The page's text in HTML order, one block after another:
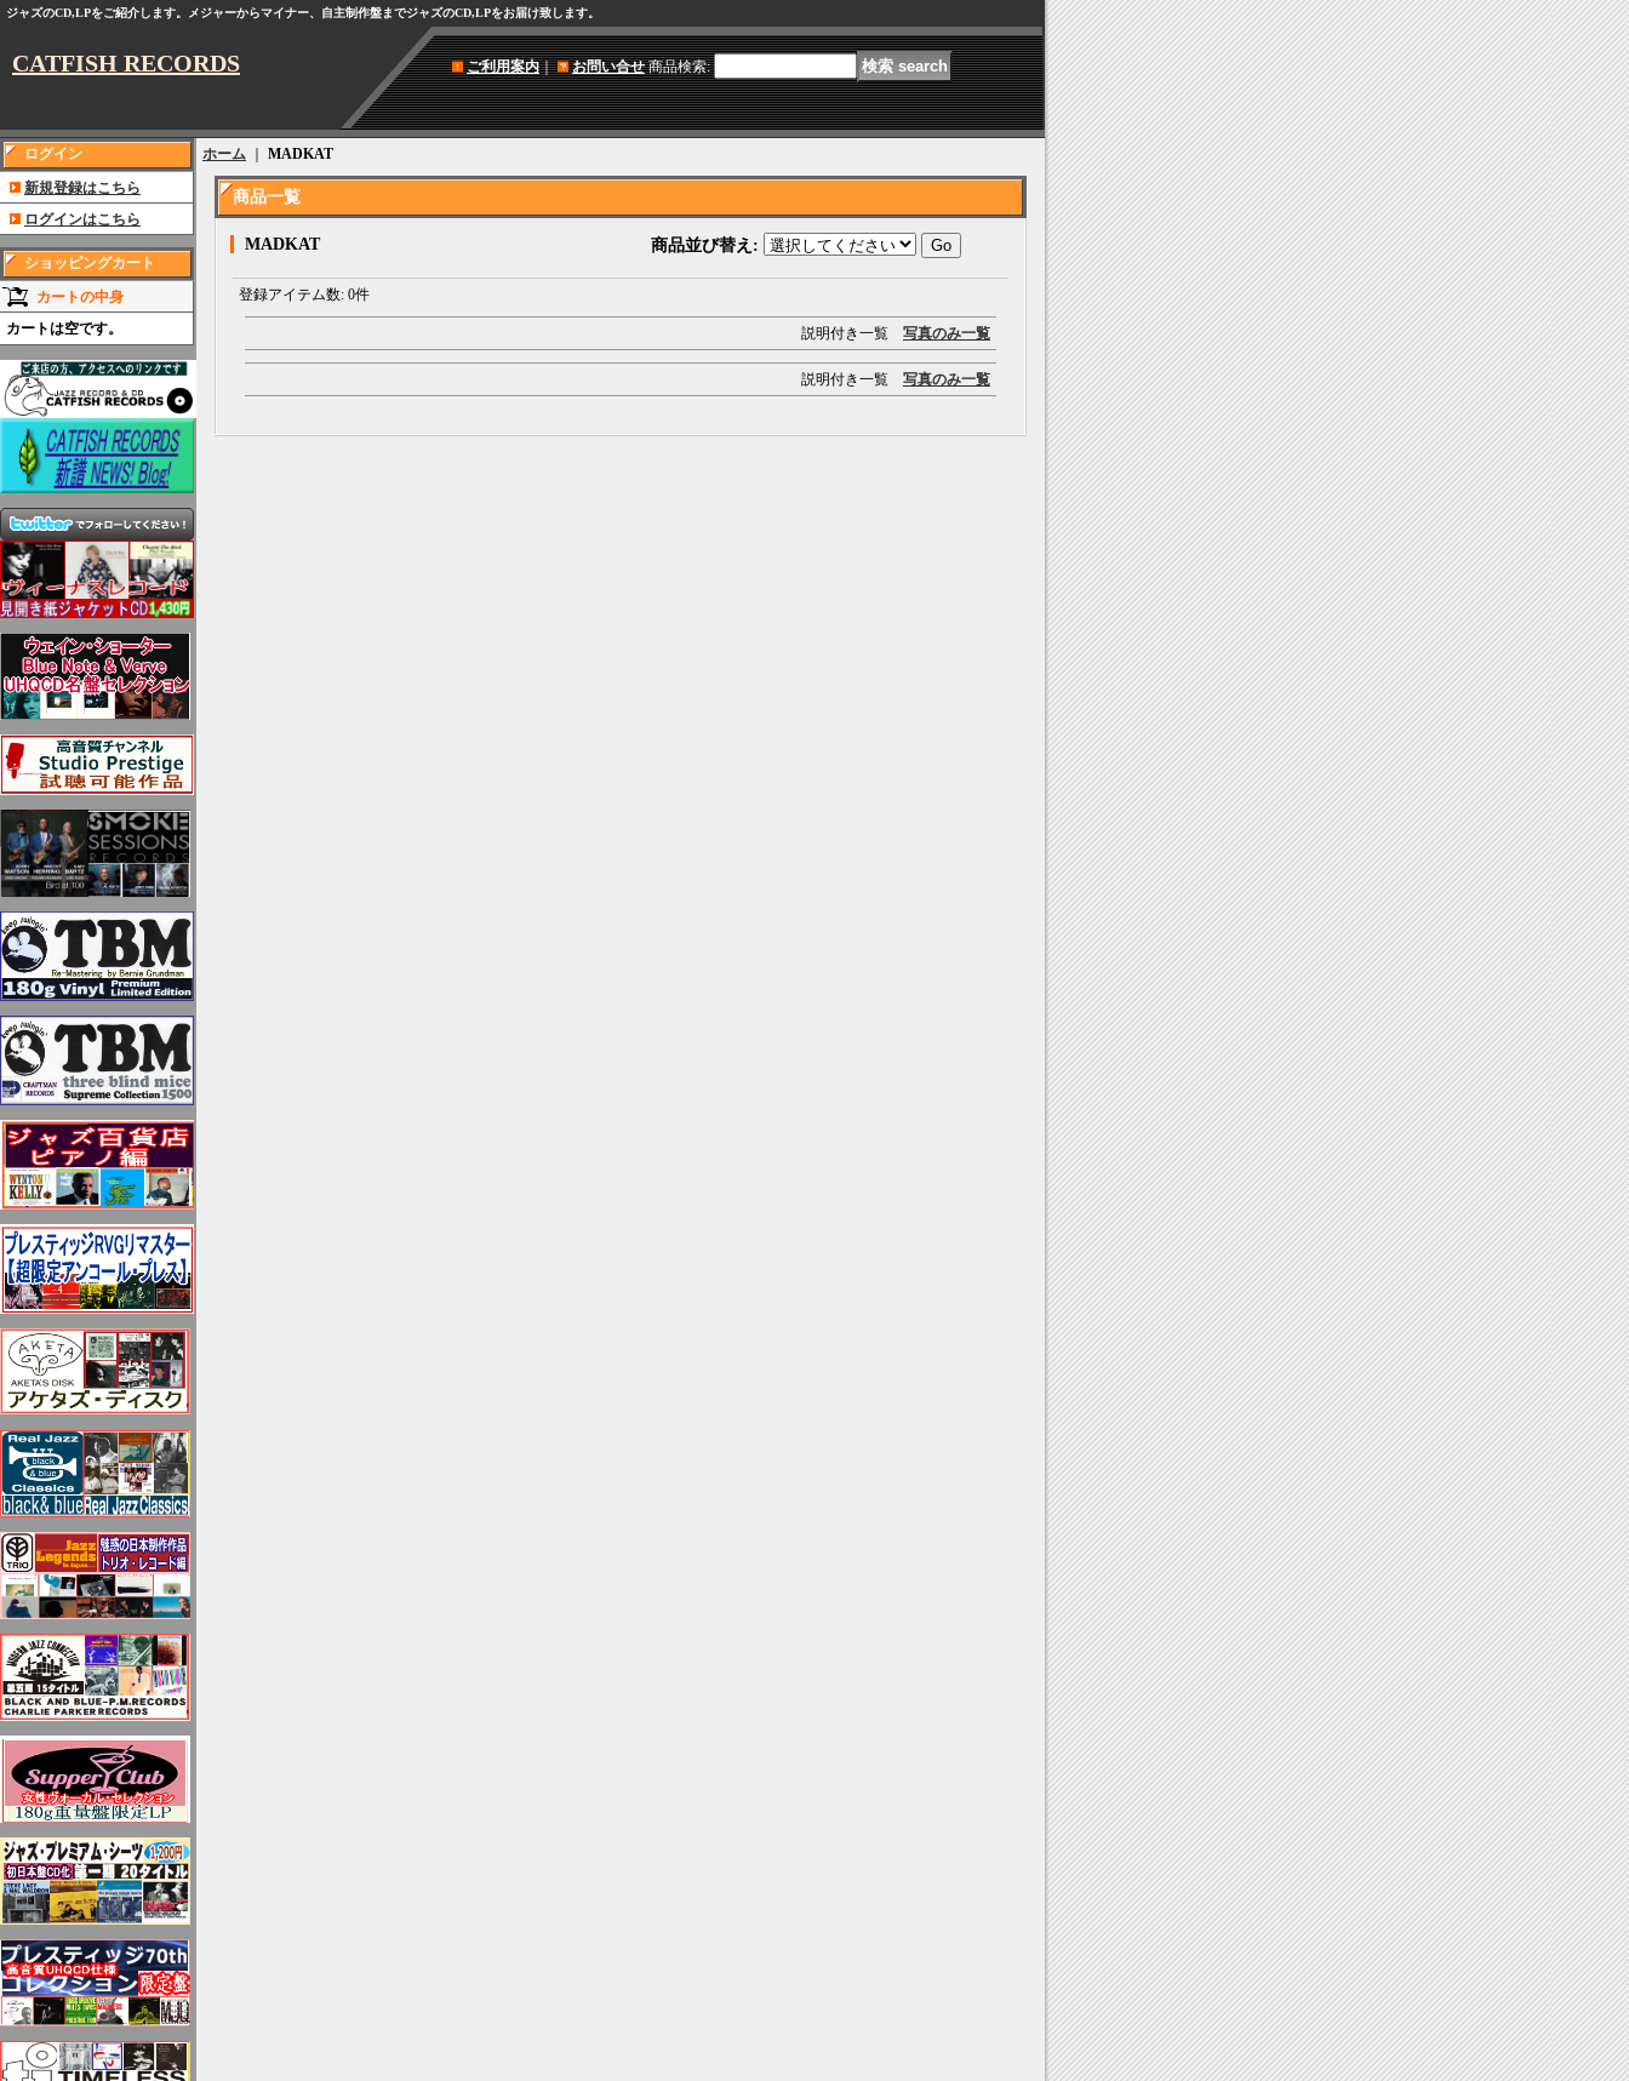
ジャズのCD,LPをご紹介します。メジャーからマイナー、自主制作盤までジャズのCD,LPをお届け致します。
CATFISH RECORDS ご利用案内｜ お問い合せ 商品検索:
ログイン
新規登録はこちら
ログインはこちら
ショッピングカート
カートの中身
カートは空です。
ホーム MADKAT
商品一覧
MADKAT 商品並び替え :
登録アイテム数: 0件
説明付き一覧 写真のみ一覧
説明付き一覧 写真のみ一覧